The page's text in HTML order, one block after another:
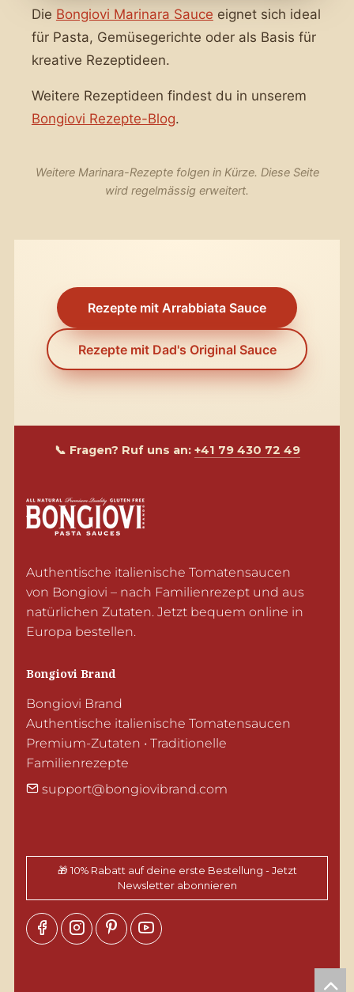
Die Bongiovi Marinara Sauce eignet sich ideal
für Pasta, Gemüsegerichte oder als Basis für
kreative Rezeptideen.
Weitere Rezeptideen findest du in unserem
Bongiovi Rezepte-Blog.
Weitere Marinara-Rezepte folgen in Kürze. Diese Seite
wird regelmässig erweitert.
Rezepte mit Arrabbiata Sauce
Rezepte mit Dad's Original Sauce
📞 Fragen? Ruf uns an: +41 79 430 72 49
Authentische italienische Tomatensaucen
von Bongiovi – nach Familienrezept und aus
natürlichen Zutaten. Jetzt bequem online in
Europa bestellen.
Bongiovi Brand
Bongiovi Brand
Authentische italienische Tomatensaucen
Premium-Zutaten • Traditionelle
Familienrezepte
support@bongiovibrand.com
🎁 10% Rabatt auf deine erste Bestellung - Jetzt
Newsletter abonnieren